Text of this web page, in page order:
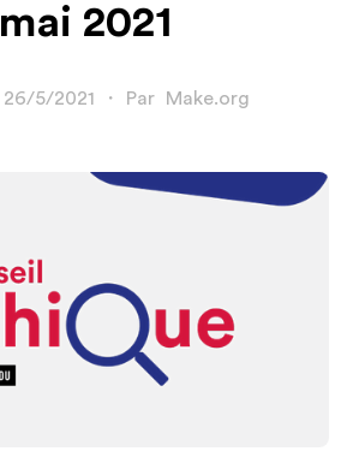
mai 2021
26/5/2021 ・ Par Make.org